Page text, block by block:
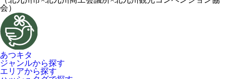
会）
あつキタ
ジャンルから探す
エリアから探す